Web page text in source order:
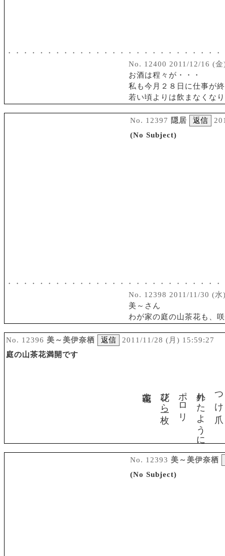
・・・・・・・・・・・・・・・・・・・・・・・・・・
No. 12400 2011/12/16 (
お酒は程々が・・・
私も今月２８日に仕事が
若い頃よりは飲まなくな
No. 12397 隠居
(No Subject)
・・・・・・・・・・・・・・・・・・・・・・・・・・
No. 12398 2011/11/30 (
美～さん
わが家の庭の山茶花も、
No. 12396 美～美伊奈栖
2011/11/28 (月) 15:59:27
庭の山茶花満開です
つけ爪
外れたように
ポロリ
花びら一枚
No. 12393 美～美伊奈栖
(No Subject)